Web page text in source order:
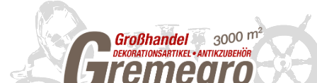
springen